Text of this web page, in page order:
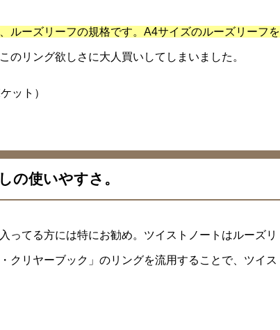
ルーズリーフの規格です。A4サイズのルーズリーフを
のリング欲しさに大人買いしてしまいました。
ット）
の使いやすさ。
ってる方には特にお勧め。ツイストノートはルーズリ
クリヤーブック」のリングを流用することで、ツイス